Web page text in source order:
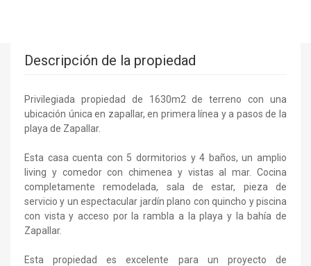
Descripción de la propiedad
Privilegiada propiedad de 1630m2 de terreno con una
ubicación única en zapallar, en primera línea y a pasos de la
playa de Zapallar.
Esta casa cuenta con 5 dormitorios y 4 baños, un amplio
living y comedor con chimenea y vistas al mar. Cocina
completamente remodelada, sala de estar, pieza de
servicio y un espectacular jardín plano con quincho y piscina
con vista y acceso por la rambla a la playa y la bahía de
Zapallar.
Esta propiedad es excelente para un proyecto de